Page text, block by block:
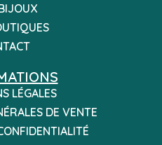
LÉGALES
DE VENTE